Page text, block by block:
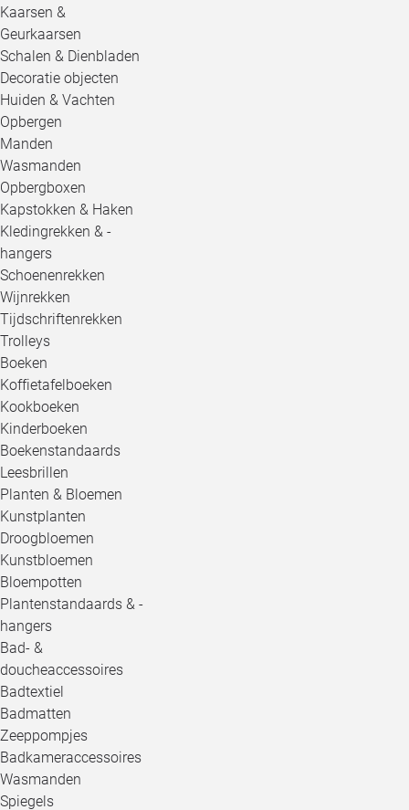
Kaarsen &
Geurkaarsen
Schalen & Dienbladen
Decoratie objecten
Huiden & Vachten
Opbergen
Manden
Wasmanden
Opbergboxen
Kapstokken & Haken
Kledingrekken & -
hangers
Schoenenrekken
Wijnrekken
Tijdschriftenrekken
Trolleys
Boeken
Koffietafelboeken
Kookboeken
Kinderboeken
Boekenstandaards
Leesbrillen
Planten & Bloemen
Kunstplanten
Droogbloemen
Kunstbloemen
Bloempotten
Plantenstandaards & -
hangers
Bad- &
doucheaccessoires
Badtextiel
Badmatten
Zeeppompjes
Badkameraccessoires
Wasmanden
Spiegels